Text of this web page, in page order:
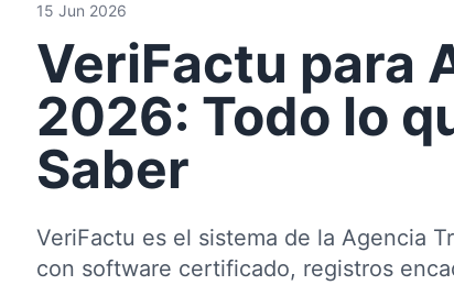
15 Jun 2026
VeriFactu para
2026: Todo lo
Saber
VeriFactu es el sistema de la Agencia
con software certificado, registros